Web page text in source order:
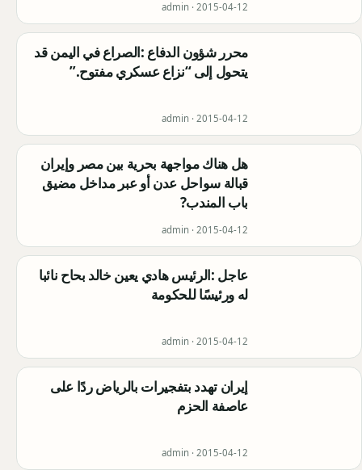
admin · 2015-04-12
محرر شؤون الدفاع :الصراع في اليمن قد
يتحول إلى “نزاع عسكري مفتوح.”
admin · 2015-04-12
هل هناك مواجهة بحرية بين مصر وإيران
قبالة سواحل عدن أو عبر مداخل مضيق
باب المندب?
admin · 2015-04-12
عاجل :الرئيس هادي يعين خالد بحاح نائبا
له ورئيسًا للحكومة
admin · 2015-04-12
إيران تهدد بتفجيرات بالرياض ردًا على
عاصفة الحزم
admin · 2015-04-12